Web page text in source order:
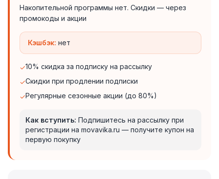
Накопительной программы нет. Скидки — через
промокоды и акции
Кэшбэк: нет
✓10% скидка за подписку на рассылку
✓Скидки при продлении подписки
✓Регулярные сезонные акции (до 80%)
Как вступить: Подпишитесь на рассылку при
регистрации на movavika.ru — получите купон на
первую покупку